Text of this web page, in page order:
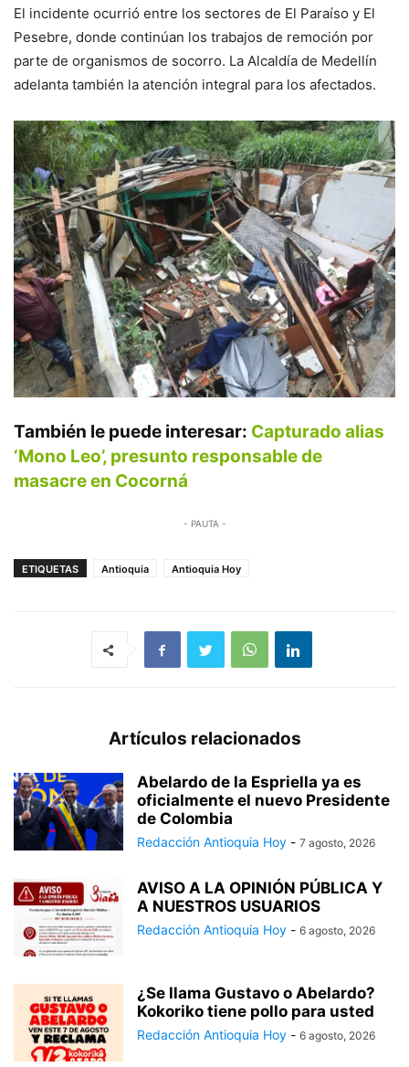
El incidente ocurrió entre los sectores de El Paraíso y El
Pesebre, donde continúan los trabajos de remoción por
parte de organismos de socorro. La Alcaldía de Medellín
adelanta también la atención integral para los afectados.
También le puede interesar: Capturado alias
‘Mono Leo’, presunto responsable de
masacre en Cocorná
- PAUTA -
ETIQUETAS Antioquia Antioquia Hoy
Artículos relacionados
Abelardo de la Espriella ya es
oficialmente el nuevo Presidente
de Colombia
Redacción Antioquia Hoy - 7 agosto, 2026
AVISO A LA OPINIÓN PÚBLICA Y
A NUESTROS USUARIOS
Redacción Antioquia Hoy - 6 agosto, 2026
¿Se llama Gustavo o Abelardo?
Kokoriko tiene pollo para usted
Redacción Antioquia Hoy - 6 agosto, 2026